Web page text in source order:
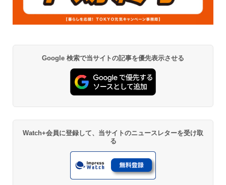
Google 検索で当サイトの記事を優先表示させる
Watch+会員に登録して、当サイトのニュースレターを受け取
る